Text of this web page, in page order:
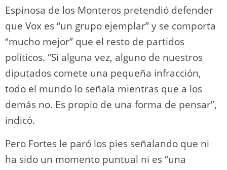
Espinosa de los Monteros pretendió defender
que Vox es “un grupo ejemplar” y se comporta
“mucho mejor” que el resto de partidos
políticos. “Si alguna vez, alguno de nuestros
diputados comete una pequeña infracción,
todo el mundo lo señala mientras que a los
demás no. Es propio de una forma de pensar”,
indicó.
Pero Fortes le paró los pies señalando que ni
ha sido un momento puntual ni es “una